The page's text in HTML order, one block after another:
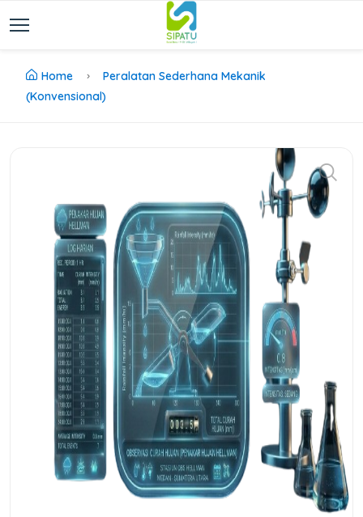
Home
Peralatan Sederhana Mekanik
(Konvensional)